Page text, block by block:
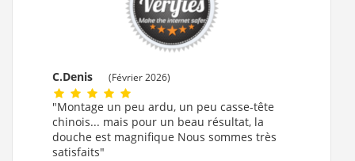
C.Denis (Février 2026)
"Montage un peu ardu, un peu casse-tête
chinois... mais pour un beau résultat, la
douche est magnifique Nous sommes très
satisfaits"